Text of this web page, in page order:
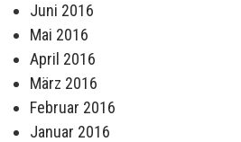
Juni 2016
Mai 2016
April 2016
März 2016
Februar 2016
Januar 2016